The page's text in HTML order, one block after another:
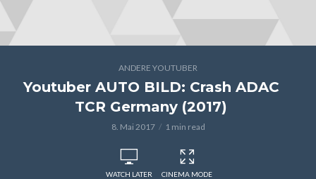
ANDERE YOUTUBER
Youtuber AUTO BILD: Crash ADAC
TCR Germany (2017)
8. Mai 2017 1 min read
WATCH LATER CINEMA MODE